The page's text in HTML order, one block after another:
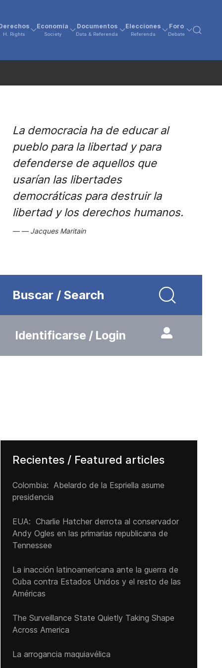
H. Rights
Economía
Society
Documentos
Data & Referenda
Elecciones
Referenda
Foro
Debate
La democracia ha de educar al
pueblo para la libertad y para
defenderse de aquellos que
usarían las libertades
democráticas para destruir la
libertad y los derechos humanos.
Jacques Maritain
Buscar / Search
Identificarse / Login
Recientes / Featured articles
Colombia: Abelardo de la Espriella asume
presidencia
EUA: Charlie Hatcher derrota al conservador
Andy Ogles en las primarias republicana de
Tennessee
La inacción latinoamericana ante la guerra de
Cuba contra Estados Unidos y el resto de las
Américas
The Surveillance State Quietly Taking Shape
Across America
La arrogancia maquiavélica